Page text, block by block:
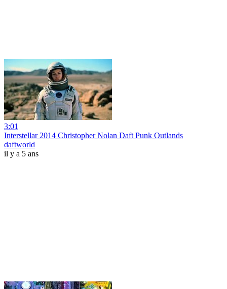
3:01
Interstellar 2014 Christopher Nolan Daft Punk Outlands
daftworld
il y a 5 ans